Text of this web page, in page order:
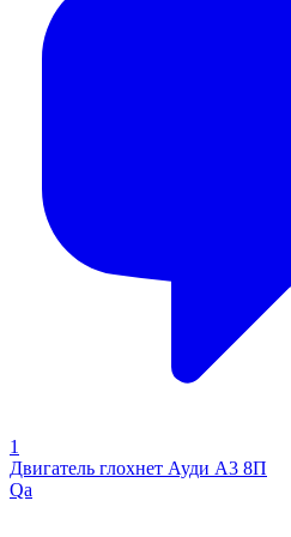
1
Двигатель глохнет Ауди А3 8П
Qa